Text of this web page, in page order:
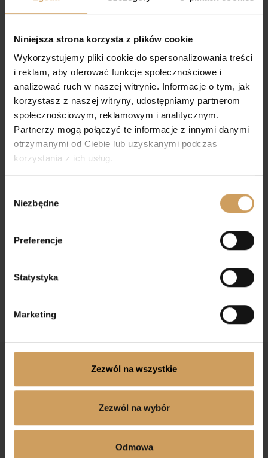
Niniejsza strona korzysta z plików cookie
Wykorzystujemy pliki cookie do spersonalizowania treści
i reklam, aby oferować funkcje społecznościowe i
analizować ruch w naszej witrynie. Informacje o tym, jak
korzystasz z naszej witryny, udostępniamy partnerom
społecznościowym, reklamowym i analitycznym.
Partnerzy mogą połączyć te informacje z innymi danymi
otrzymanymi od Ciebie lub uzyskanymi podczas
korzystania z ich usług.
zgody
Niezbędne
Preferencje
Statystyka
Marketing
Zezwól na wszystkie
Zezwól na wybór
Odmowa
42,00 zł 55,00
Torebka komunijna A14 Torebka komunijna A6
Dołącz do nas na Facebooku